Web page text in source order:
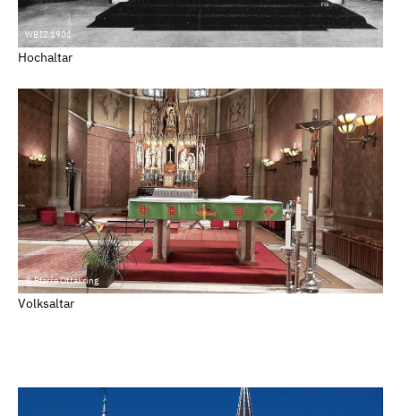
WBIZ 1901
Hochaltar
© Pfarre Ottakring
Volksaltar